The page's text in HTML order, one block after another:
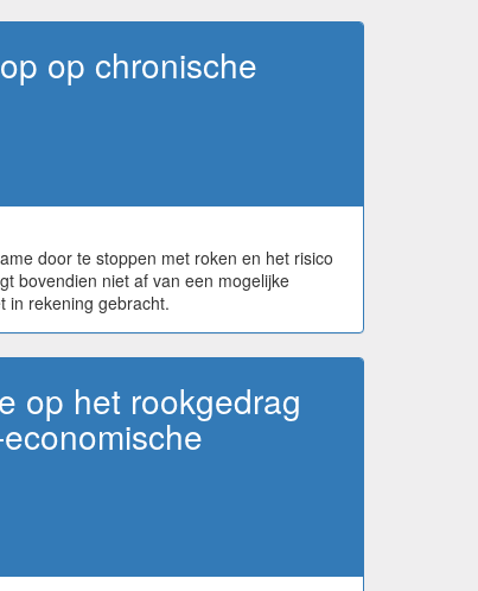
op chronische
door te stoppen met roken en het risico
bovendien niet af van een mogelijke
in rekening gebracht.
op het rookgedrag